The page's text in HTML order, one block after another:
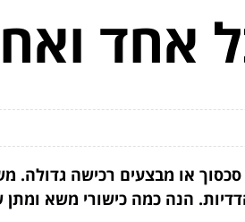
אחד
או מבצעים רכישה גדולה.
הנה כמה כישורי משא ומתן